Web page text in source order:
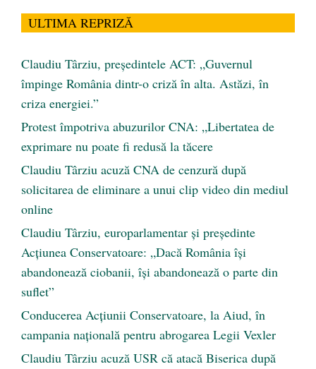
ULTIMA REPRIZĂ
Claudiu Târziu, președintele ACT: „Guvernul
împinge România dintr-o criză în alta. Astăzi, în
criza energiei.”
Protest împotriva abuzurilor CNA: „Libertatea de
exprimare nu poate fi redusă la tăcere
Claudiu Târziu acuză CNA de cenzură după
solicitarea de eliminare a unui clip video din mediul
online
Claudiu Târziu, europarlamentar și președinte
Acțiunea Conservatoare: „Dacă România își
abandonează ciobanii, își abandonează o parte din
suflet”
Conducerea Acțiunii Conservatoare, la Aiud, în
campania națională pentru abrogarea Legii Vexler
Claudiu Târziu acuză USR că atacă Biserica după